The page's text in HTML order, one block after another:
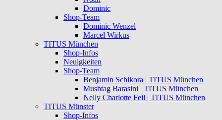
Dominic
Shop-Team
Dominic Wenzel
Marcel Wirkus
TITUS München
Shop-Infos
Neuigkeiten
Shop-Team
Benjamin Schikora | TITUS München
Mushtag Barasini | TITUS München
Nelly Charlotte Feil | TITUS München
TITUS Münster
Shop-Infos